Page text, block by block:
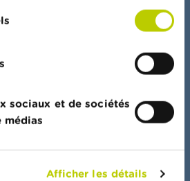
sociaux et de sociétés
médias
Afficher les détails
des listes, documents